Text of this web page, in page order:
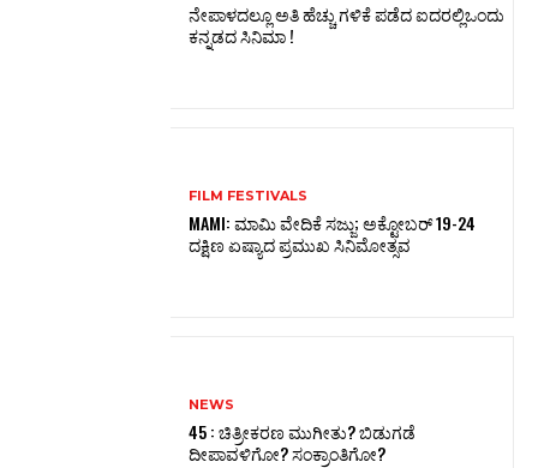
ನೇಪಾಳದಲ್ಲೂ ಅತಿ ಹೆಚ್ಚು ಗಳಿಕೆ ಪಡೆದ ಐದರಲ್ಲಿಒಂದು
ಕನ್ನಡದ ಸಿನಿಮಾ !
FILM FESTIVALS
MAMI: ಮಾಮಿ ವೇದಿಕೆ ಸಜ್ಜು; ಅಕ್ಟೋಬರ್‌ 19-24
ದಕ್ಷಿಣ ಏಷ್ಯಾದ ಪ್ರಮುಖ ಸಿನಿಮೋತ್ಸವ
NEWS
45 : ಚಿತ್ರೀಕರಣ ಮುಗೀತು? ಬಿಡುಗಡೆ
ದೀಪಾವಳಿಗೋ? ಸಂಕ್ರಾಂತಿಗೋ?